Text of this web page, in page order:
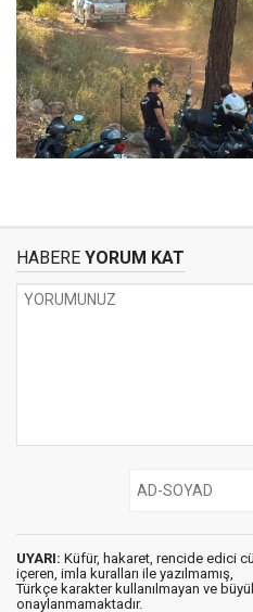
HABERE YORUM KAT
UYARI: Küfür, hakaret, rencide edici
içeren, imla kuralları ile yazılmamış,
Türkçe karakter kullanılmayan ve
onaylanmamaktadır.